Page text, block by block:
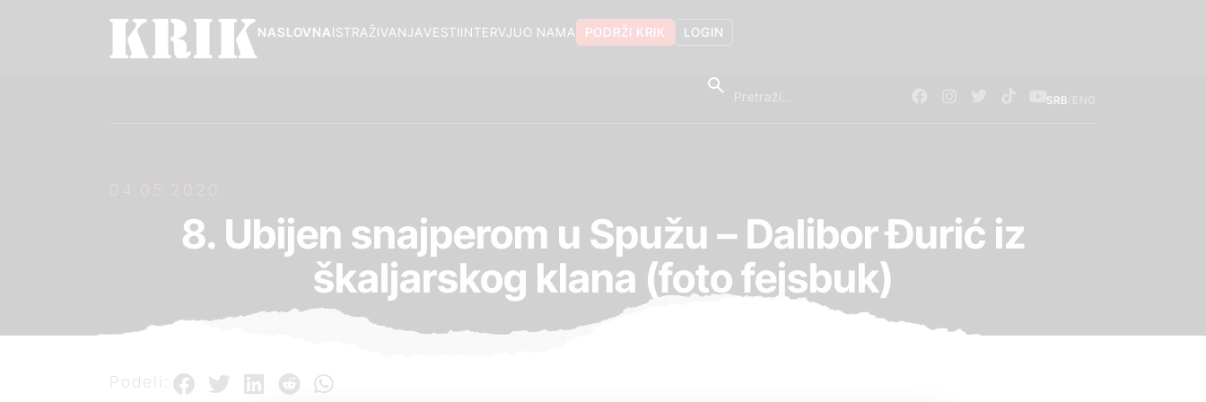
LOGIN
PODRŽI KRIK
O NAMA
INTERVJU
VESTI
ISTRAŽIVANJA
NASLOVNA
SRB
04.05.2020.
8. Ubijen snajperom u Spužu – Dalibor Đurić iz
škaljarskog klana (foto fejsbuk)
Podeli: